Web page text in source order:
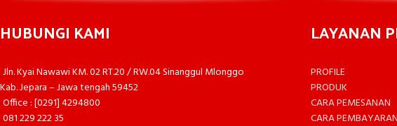
HUBUNGI KAMI
Jln. Kyai Nawawi KM. 02 RT.20 / RW.04 Sinanggul Mlonggo
Kab. Jepara – Jawa tengah 59452
Office : [0291] 4294800
081 229 222 35
LAYANAN
PROFILE
PRODUK
CARA PEMESANAN
CARA PEMBAYARAN